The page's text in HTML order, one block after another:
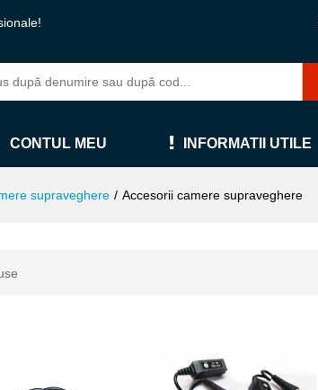
CONTUL MEU INFORMATII UTILE
supraveghere / Accesorii camere supraveghere